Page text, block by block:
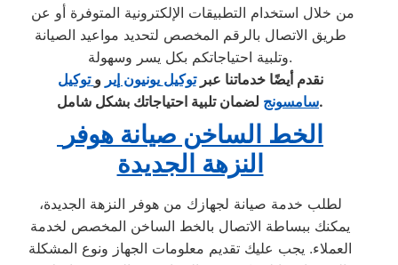
طريق الاتصال بالرقم المخصص لتحديد مواعيد الصيانة
وتلبية احتياجاتكم بكل يسر وسهولة.
نقدم أيضًا خدماتنا عبر توكيل يونيون إير و توكيل
سامسونج لضمان تلبية احتياجاتك بشكل شامل .
النزهة الجديدة
لطلب خدمة صيانة لجهازك من هوفر النزهة الجديدة،
يمكنك ببساطة الاتصال بالخط الساخن المخصص لخدمة
العملاء. يجب عليك تقديم معلومات الجهاز ونوع المشكلة